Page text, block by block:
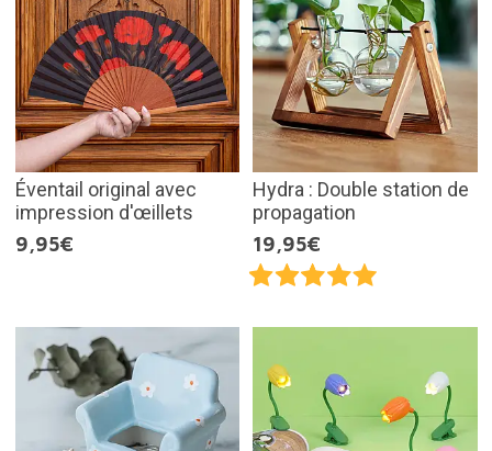
Éventail original avec
impression d'œillets
9,95€
Hydra : Double station de
propagation
19,95€